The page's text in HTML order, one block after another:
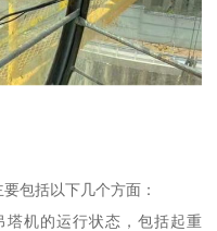
包括以下几个方面：
塔机的运行状态，包括起重